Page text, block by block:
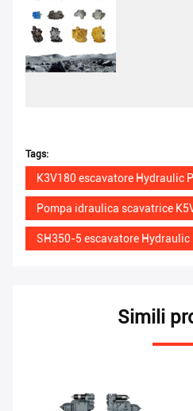
Tags:
K3V180 escavatore Hydraulic
Pompa idraulica scavatrice
SH350-5 escavatore Hydraulic
Simili